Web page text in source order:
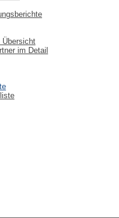
Übersicht
im Detail